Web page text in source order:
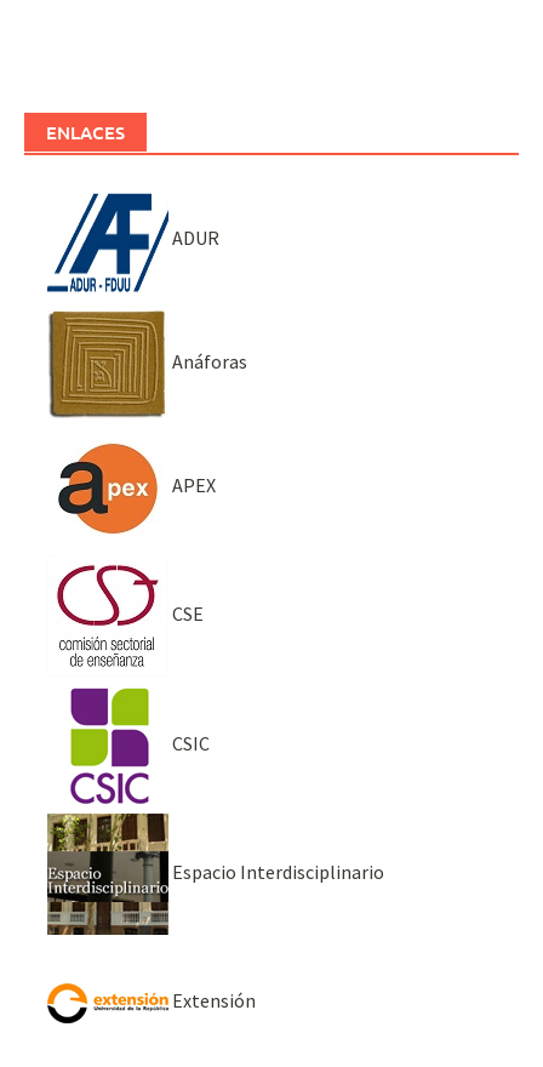
ENLACES
ADUR
Anáforas
APEX
CSE
CSIC
Espacio Interdisciplinario
Extensión